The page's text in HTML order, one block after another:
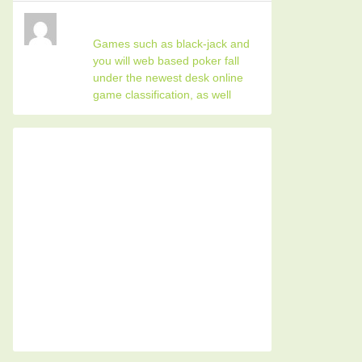
Games such as black-jack and
you will web based poker fall
under the newest desk online
game classification, as well